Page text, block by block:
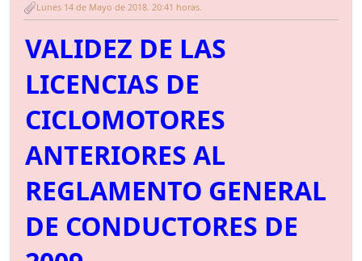
Lunes 14 de Mayo de 2018. 20:41 horas.
VALIDEZ DE LAS
LICENCIAS DE
CICLOMOTORES
ANTERIORES AL
REGLAMENTO GENERAL
DE CONDUCTORES DE